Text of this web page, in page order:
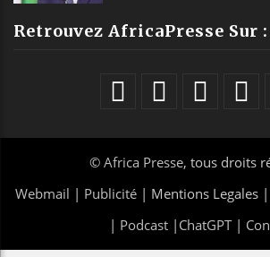
Retrouvez AfricaPresse Sur :
© Africa Presse, tous droits
Webmail | Publicité | Mentions Legales |
| Podcast| ChatGPT|